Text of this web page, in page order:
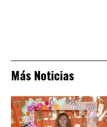
Más Noticias